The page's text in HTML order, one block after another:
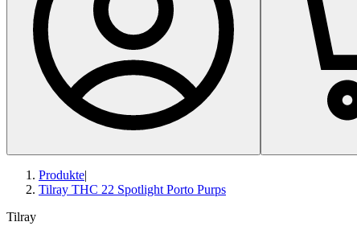
Produkte|
Tilray THC 22 Spotlight Porto Purps
Tilray